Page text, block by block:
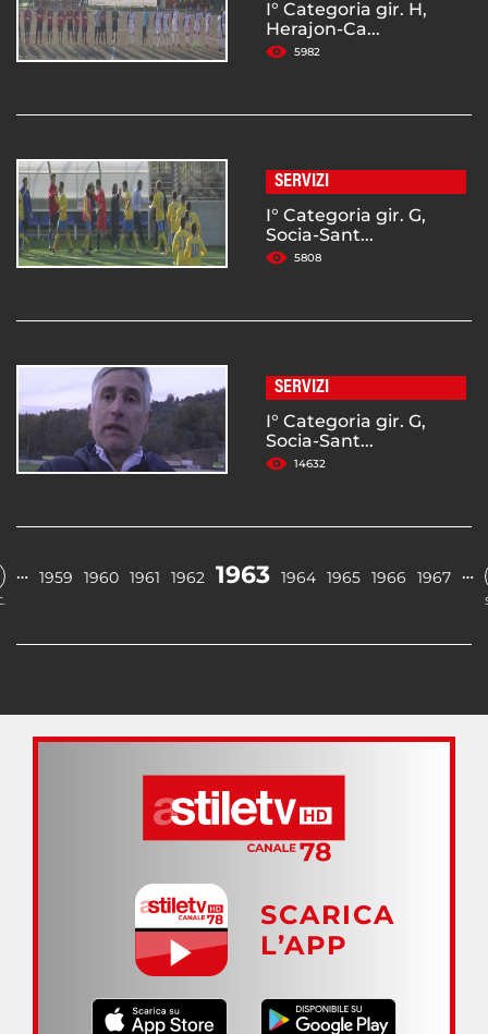
I° Categoria gir. H,
Herajon-Ca...
5982
SERVIZI
I° Categoria gir. G,
Socia-Sant...
5808
SERVIZI
I° Categoria gir. G,
Socia-Sant...
14632
… 1959 1960 1961 1962 1963 1964 1965 1966 1967 …
SCARICA
L’APP